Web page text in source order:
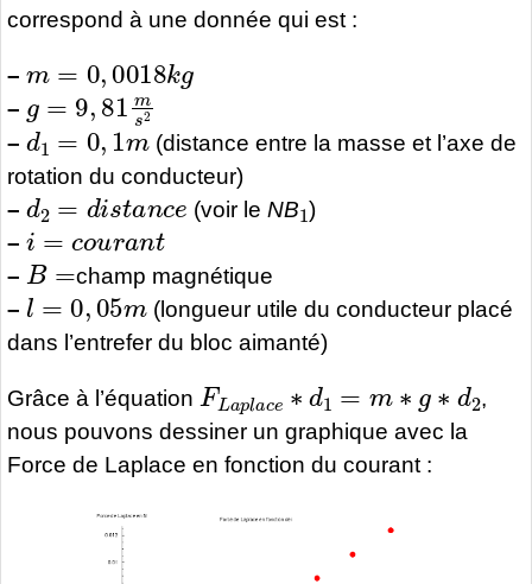
correspond à une donnée qui est :
–
0018 kg
–
g= ,81ms2
–
d 0,1m
(distance entre la masse et l’axe de
rotation du conducteur)
–
d2=d ist ance
(voir le NB
1
)
–
i=c urant
–
B=
champ magnétique
–
l= 05m
(longueur utile du conducteur placé
dans l’entrefer du bloc aimanté)
Grâce à l’équation
FL ∗ d
,
nous pouvons dessiner un graphique avec la
Force de Laplace en fonction du courant :